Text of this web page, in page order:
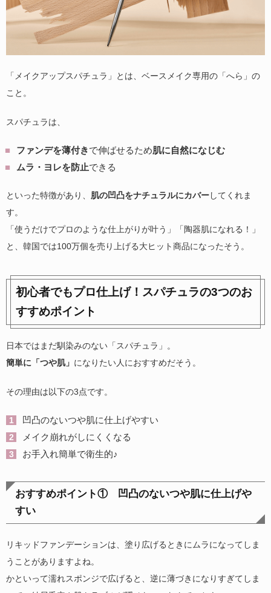
「メイクアップスパチュラ」とは、ベースメイク専用の「へら」の
こと。
スパチュラは、
ファンデを薄付きで伸ばせるため肌に自然になじむ
ムラ・ヨレを防止できる
といった特徴があり、 肌の凹凸をナチュラルにカバーしてくれま
す。
「使うだけでプロのような仕上がりが叶う」「陶器肌になれる！」
と、韓国では100万個を売り上げる大ヒット商品になったそう。
初心者でもプロ仕上げ！スパチュラの3つのお
すすめポイント
日本ではまだ馴染みのない「スパチュラ」。
簡単に「つや肌」 になりたい人におすすめだそう。
その理由は以下の3点です。
凹凸のないつや肌に仕上げやすい
メイク崩れがしにくくなる
お手入れ簡単で衛生的♪
おすすめポイント① 凹凸のないつや肌に仕上げや
すい
リキッドファンデーションは、塗り広げるときにムラになってしま
うことがありますよね。
かといって濡れスポンジで広げると、逆に薄づきになりすぎてしま